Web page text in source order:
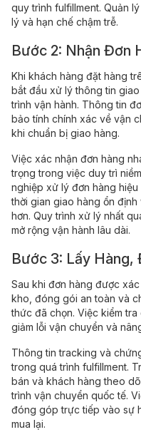
quy trình fulfillment. Quản
lý và hạn chế chậm trễ.
Bước 2: Nhận Đơn
Khi khách hàng đặt hàng
bắt đầu xử lý thông tin
trình vận hành. Thông tin
bảo tính chính xác về vận
khi chuẩn bị giao hàng.
Việc xác nhận đơn hàng
trọng trong việc duy trì
nghiệp xử lý đơn hàng
thời gian giao hàng ổn
hơn. Quy trình xử lý nhất
mở rộng vận hành lâu dài.
Bước 3: Lấy Hàng,
Sau khi đơn hàng được
kho, đóng gói an toàn và
thức đã chọn. Việc kiểm
giảm lỗi vận chuyển và
Thông tin tracking và
trong quá trình fulfillment.
bán và khách hàng theo
trình vận chuyển quốc tế.
đóng góp trực tiếp vào sự
mua lại.